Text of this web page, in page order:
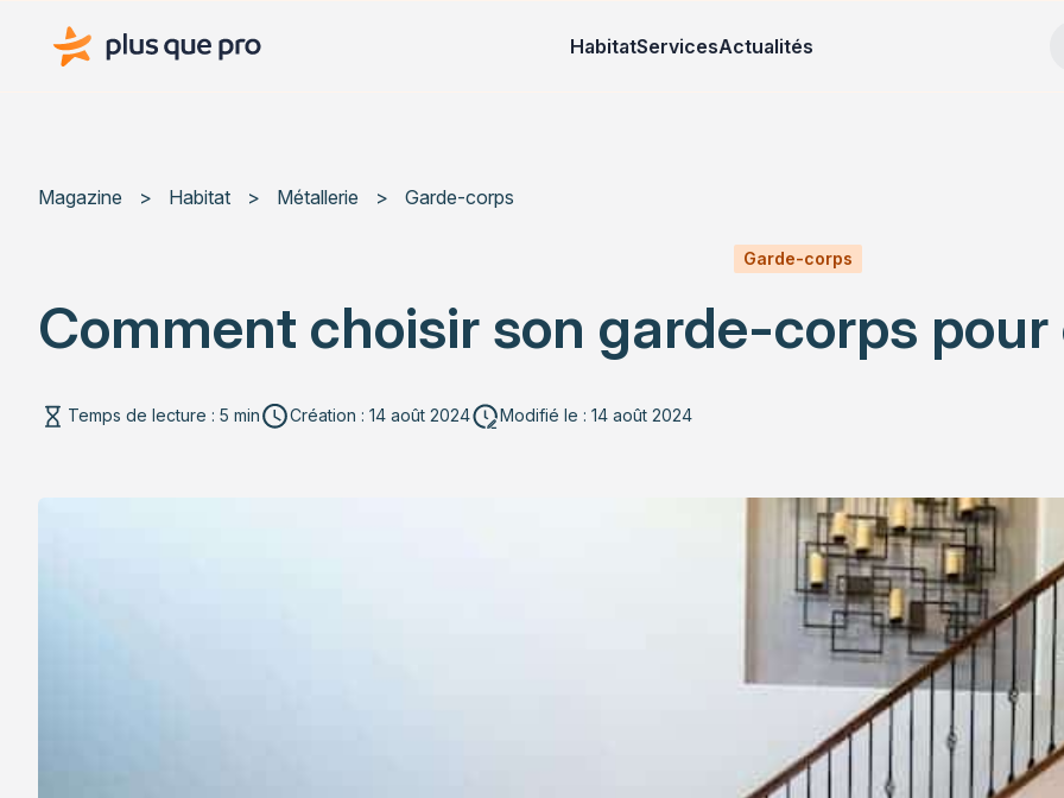
Plus que pro Mag'
HabitatServicesActualités
Magazine > Habitat > Métallerie > Garde-corps
Garde-corps
Comment choisir son garde-corps pour
Temps de lecture : 5 min Création : 14 août 2024 Modifié le : 14 août 2024